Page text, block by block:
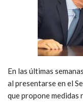
En las últimas
al presentarse en el
que propone